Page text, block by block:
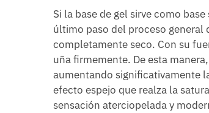
Si la base de gel sirve como
último paso del proceso general
completamente seco. Con su
uña firmemente. De esta
aumentando significativamente
efecto espejo que realza la
sensación aterciopelada y